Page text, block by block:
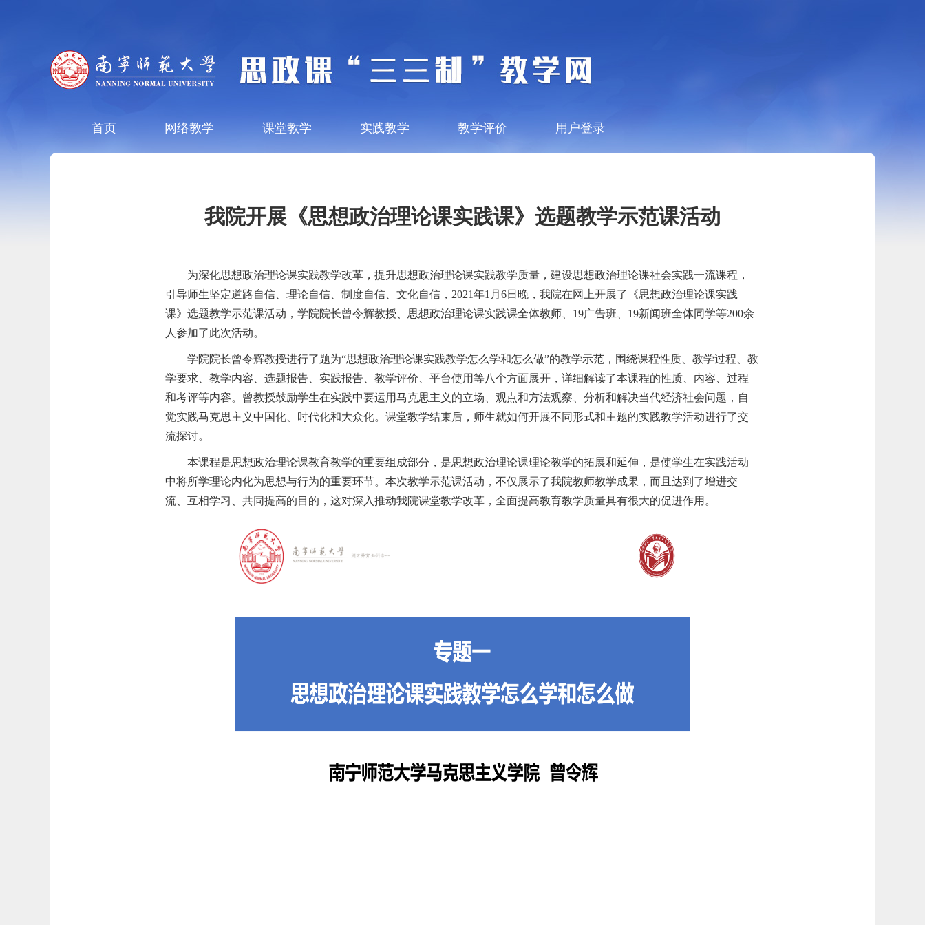
首页 网络教学 课堂教学 实践教学 教学评价 用户登录
我院开展《思想政治理论课实践课》选题教学示范课活动
为深化思想政治理论课实践教学改革，提升思想政治理论课实践教学质量，建设思想政治理论课社会实践一流课程，
引导师生坚定道路自信、理论自信、制度自信、文化自信 ， 2021年1月6日晚 ，我院在网上开展了《思想政治理论课实践
课》选题教学示范课活动，学院院长曾令辉教授、思想政治理论课实践课全体教师、 19广告班、19新闻班全体同学等200余
人参加了此次活动。
学院院长曾令辉教授进行了题为“思想政治理论课实践教学怎么学和怎么做”的教学示范，围绕课程性质、教学过程、教
学要求、教学内容、选题报告、实践报告、教学评价、平台使用等八个方面展开，详细解读了本课程的性质、内容、过程
和考评等内容。曾教授鼓励学生在实践中要运用马克思主义的立场、观点和方法观察、分析和解决当代经济社会问题，自
觉实践马克思主义中国化、时代化和大众化。课堂教学结束后，师生就如何开展不同形式和主题的实践教学活动进行了交
流探讨。
本课程是思想政治理论课教育教学的重要组成部分，是思想政治理论课理论教学的拓展和延伸，是使学生在实践活动
中将所学理论内化为思想与行为的重要环节。本次教学示范课活动，不仅展示了我院教师教学成果，而且达到了增进交
流、互相学习、共同提高的目的 ，这对深入推动我院课堂教学改革，全面提高教育教学质量具有很大的促进作用。